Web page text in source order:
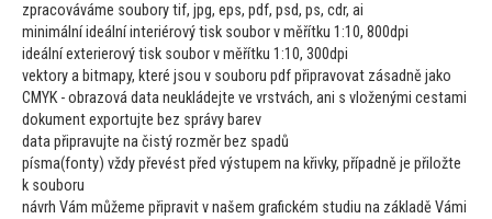
zpracováváme soubory tif, jpg, eps, pdf, psd, ps, cdr, ai
minimální ideální interiérový tisk soubor v měřítku 1:10, 800dpi
ideální exterierový tisk soubor v měřítku 1:10, 300dpi
vektory a bitmapy, které jsou v souboru pdf připravovat zásadně jako
CMYK - obrazová data neukládejte ve vrstvách, ani s vloženými cestami
dokument exportujte bez správy barev
data připravujte na čistý rozměr bez spadů
písma(fonty) vždy převést před výstupem na křivky, případně je přiložte
k souboru
návrh Vám můžeme připravit v našem grafickém studiu na základě Vámi